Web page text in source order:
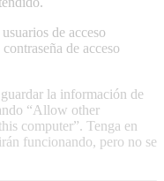
de acceso
de acceso
la información de
“Allow other
computer”. Tenga en
funcionando, pero no se